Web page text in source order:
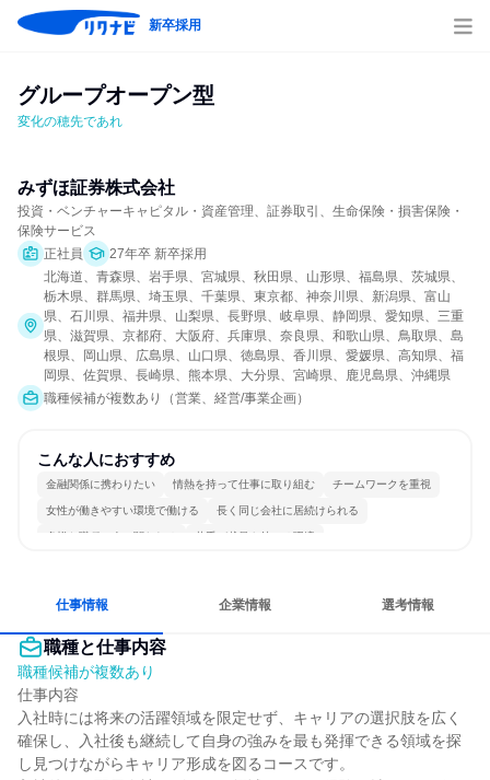
新卒採用
グループオープン型
変化の穂先であれ
みずほ証券株式会社
投資・ベンチャーキャピタル・資産管理、証券取引、生命保険・損害保険・
保険サービス
正社員
27年卒 新卒採用
北海道、青森県、岩手県、宮城県、秋田県、山形県、福島県、茨城県、
栃木県、群馬県、埼玉県、千葉県、東京都、神奈川県、新潟県、富山
県、石川県、福井県、山梨県、長野県、岐阜県、静岡県、愛知県、三重
県、滋賀県、京都府、大阪府、兵庫県、奈良県、和歌山県、鳥取県、島
根県、岡山県、広島県、山口県、徳島県、香川県、愛媛県、高知県、福
岡県、佐賀県、長崎県、熊本県、大分県、宮崎県、鹿児島県、沖縄県
職種候補が複数あり（営業、経営/事業企画）
こんな人におすすめ
金融関係に携わりたい 情熱を持って仕事に取り組む チームワークを重視
女性が働きやすい環境で働ける 長く同じ会社に居続けられる
多様な職種の人と関われる 若手が裁量を持てる環境
仕事情報 企業情報 選考情報
職種と仕事内容
職種候補が複数あり
仕事内容
入社時には将来の活躍領域を限定せず、キャリアの選択肢を広く
確保し、入社後も継続して自身の強みを最も発揮できる領域を探
し見つけながらキャリア形成を図るコースです。